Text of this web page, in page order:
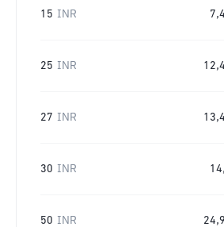
15 INR
25 INR
27 INR
30 INR
50 INR